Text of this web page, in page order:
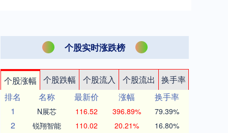
个股实时涨跌榜
个股涨幅 个股跌幅 个股流入 个股流出
换手率
排名
名称 最新价 涨幅
换手率
1
N展芯 116.52 396.89% 79.39%
2 锐翔智能 110.02 20.21% 16.80%